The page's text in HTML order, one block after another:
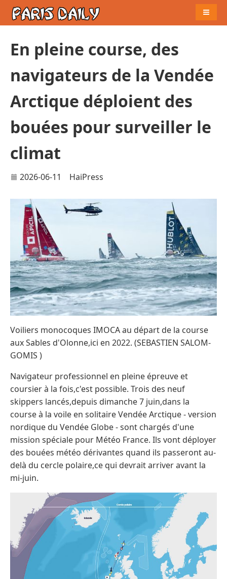
En pleine course, des
navigateurs de la Vendée
Arctique déploient des
bouées pour surveiller le
climat
2026-06-11 HaiPress
Voiliers monocoques IMOCA au départ de la course
aux Sables d'Olonne,ici en 2022. (SEBASTIEN SALOM-
GOMIS )
Navigateur professionnel en pleine épreuve et
coursier à la fois,c'est possible. Trois des neuf
skippers lancés,depuis dimanche 7 juin,dans la
course à la voile en solitaire Vendée Arctique - version
nordique du Vendée Globe - sont chargés d'une
mission spéciale pour Météo France. Ils vont déployer
des bouées météo dérivantes quand ils passeront au-
delà du cercle polaire,ce qui devrait arriver avant la
mi-juin.